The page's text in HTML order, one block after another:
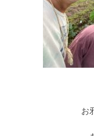
お